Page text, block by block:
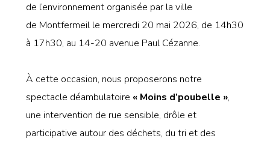
de l’environnement organisée par la ville
de Montfermeil le mercredi 20 mai 2026, de 14h30
à 17h30, au 14-20 avenue Paul Cézanne.
À cette occasion, nous proposerons notre
spectacle déambulatoire « Moins d’poubelle »,
une intervention de rue sensible, drôle et
participative autour des déchets, du tri et des